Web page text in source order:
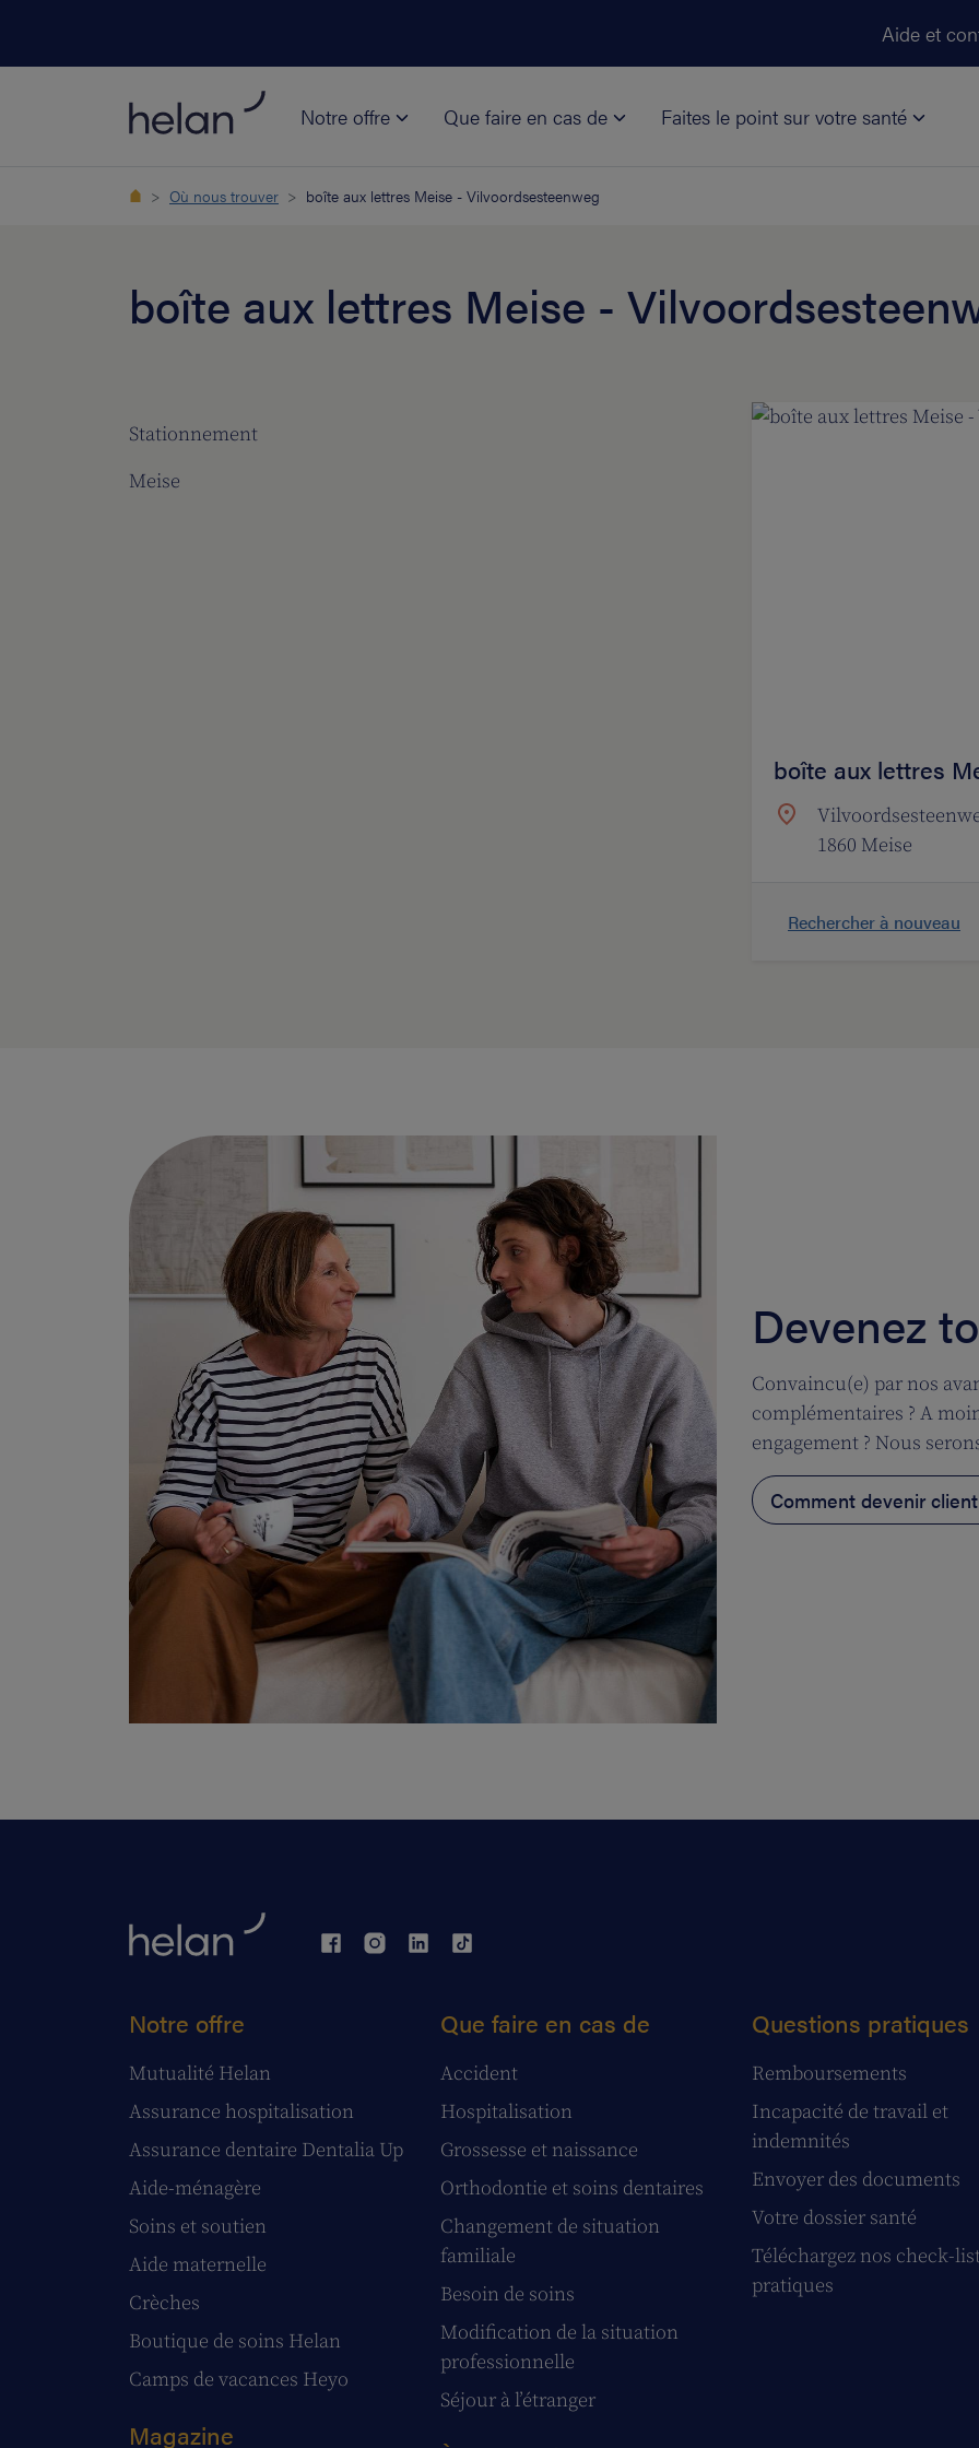
Aide et
Notre offre Que faire en cas de Faites le point sur votre santé
Où nous trouver boîte aux lettres Meise - Vilvoordsesteenweg
boîte aux lettres Meise -
Stationnement
Meise
boîte aux lettres
1860 Meise
Rechercher à nouveau
Devenez
Convaincu(e) par nos
complémentaires ? A
engagement ? Nous
Comment devenir
Notre offre
Mutualité Helan
Assurance hospitalisation
Assurance dentaire Dentalia Up
Aide-ménagère
Soins et soutien
Aide maternelle
Crèches
Boutique de soins Helan
Camps de vacances Heyo
Magazine
Que faire en cas de
Accident
Hospitalisation
Grossesse et naissance
Orthodontie et soins dentaires
Changement de situation
familiale
Besoin de soins
Modification de la situation
professionnelle
Séjour à l’étranger
Questions pratiques
Remboursements
Incapacité de travail et
indemnités
Envoyer des documents
Votre dossier santé
Téléchargez nos check-
pratiques